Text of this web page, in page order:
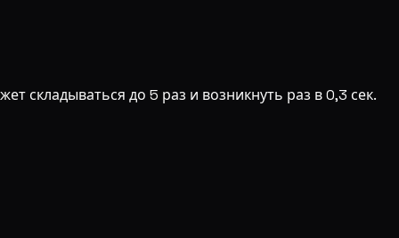
складываться до 5 раз и возникнуть раз в 0,3 сек.